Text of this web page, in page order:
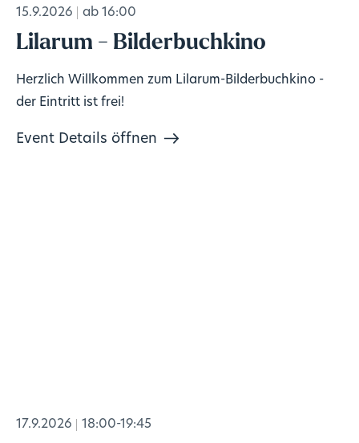
15.9.2026 ab 16:00
Lilarum - Bilderbuchkino
Herzlich Willkommen zum Lilarum-Bilderbuchkino -
der Eintritt ist frei!
Event Details öffnen
17.9.2026 18:00-19:45